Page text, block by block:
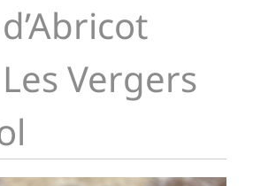
Vergers